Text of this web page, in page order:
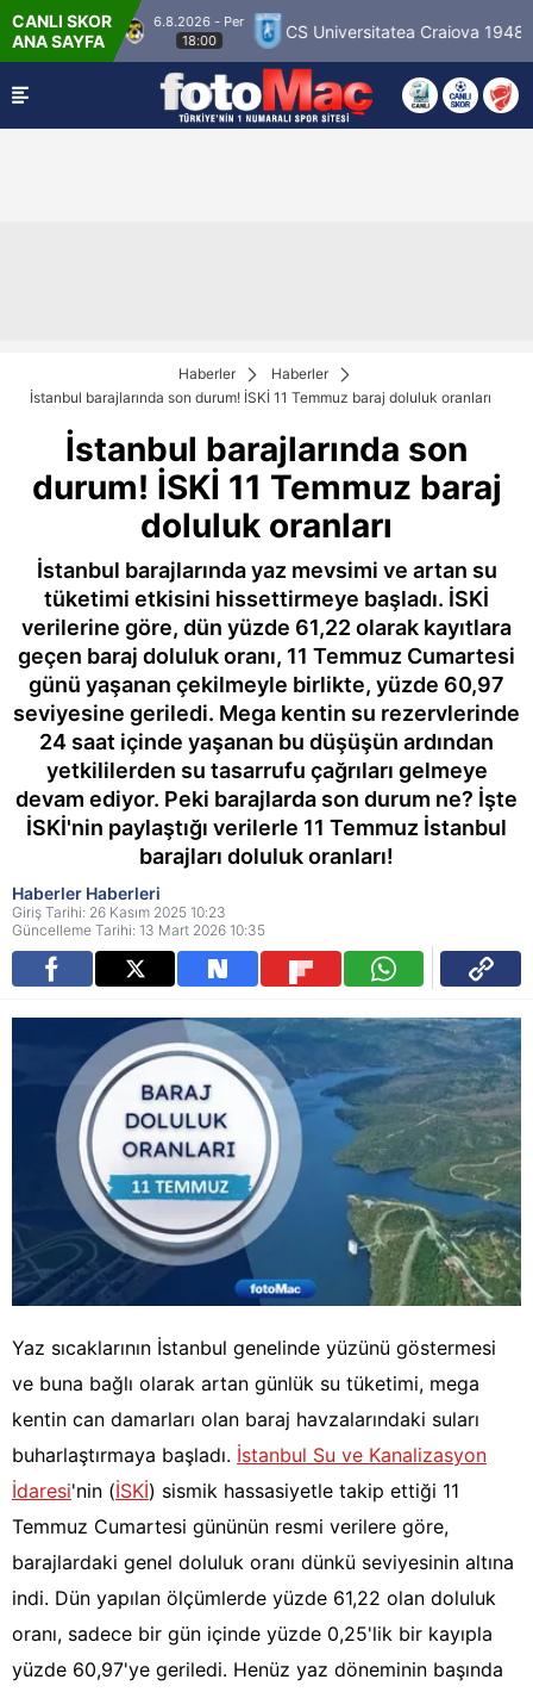
CANLI SKOR
ANA SAYFA
6.8.2026 - Per
18:00
CS Universitatea Craiova 1948
Haberler
Haberler
İstanbul barajlarında son durum! İSKİ 11 Temmuz baraj doluluk oranları
İstanbul barajlarında son
durum! İSKİ 11 Temmuz baraj
doluluk oranları
İstanbul barajlarında yaz mevsimi ve artan su
tüketimi etkisini hissettirmeye başladı. İSKİ
verilerine göre, dün yüzde 61,22 olarak kayıtlara
geçen baraj doluluk oranı, 11 Temmuz Cumartesi
günü yaşanan çekilmeyle birlikte, yüzde 60,97
seviyesine geriledi. Mega kentin su rezervlerinde
24 saat içinde yaşanan bu düşüşün ardından
yetkililerden su tasarrufu çağrıları gelmeye
devam ediyor. Peki barajlarda son durum ne? İşte
İSKİ'nin paylaştığı verilerle 11 Temmuz İstanbul
barajları doluluk oranları!
Haberler Haberleri
Giriş Tarihi: 26 Kasım 2025 10:23
Güncelleme Tarihi: 13 Mart 2026 10:35
Yaz sıcaklarının İstanbul genelinde yüzünü göstermesi
ve buna bağlı olarak artan günlük su tüketimi, mega
kentin can damarları olan baraj havzalarındaki suları
buharlaştırmaya başladı. İstanbul Su ve Kanalizasyon
İdaresi'nin (İSKİ) sismik hassasiyetle takip ettiği 11
Temmuz Cumartesi gününün resmi verilere göre,
barajlardaki genel doluluk oranı dünkü seviyesinin altına
indi. Dün yapılan ölçümlerde yüzde 61,22 olan doluluk
oranı, sadece bir gün içinde yüzde 0,25'lik bir kayıpla
yüzde 60,97'ye geriledi. Henüz yaz döneminin başında